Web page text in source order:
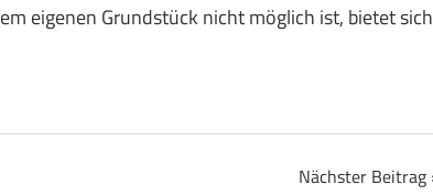
eigenen Grundstück nicht möglich ist, bietet sich
Nächster Beitrag